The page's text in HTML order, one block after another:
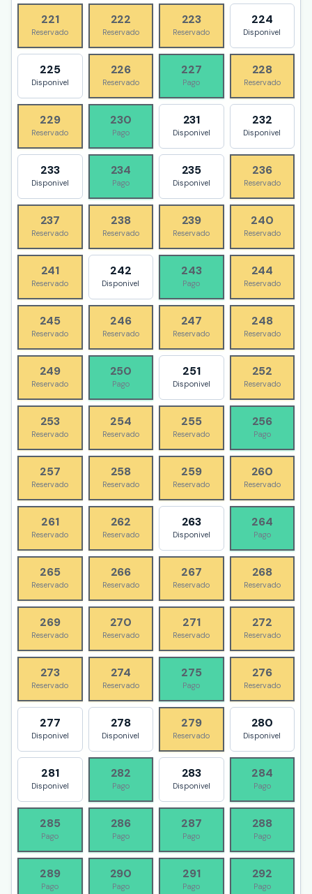
221
Reservado
222
Reservado
223
Reservado
224
Disponivel
225
Disponivel
226
Reservado
227
Pago
228
Reservado
229
Reservado
230
Pago
231
Disponivel
232
Disponivel
233
Disponivel
234
Pago
235
Disponivel
236
Reservado
237
Reservado
238
Reservado
239
Reservado
240
Reservado
241
Reservado
242
Disponivel
243
Pago
244
Reservado
245
Reservado
246
Reservado
247
Reservado
248
Reservado
249
Reservado
250
Pago
251
Disponivel
252
Reservado
253
Reservado
254
Reservado
255
Reservado
256
Pago
257
Reservado
258
Reservado
259
Reservado
260
Reservado
261
Reservado
262
Reservado
263
Disponivel
264
Pago
265
Reservado
266
Reservado
267
Reservado
268
Reservado
269
Reservado
270
Reservado
271
Reservado
272
Reservado
273
Reservado
274
Reservado
275
Pago
276
Reservado
277
Disponivel
278
Disponivel
279
Reservado
280
Disponivel
281
Disponivel
282
Pago
283
Disponivel
284
Pago
285
Pago
286
Pago
287
Pago
288
Pago
289
Pago
290
Pago
291
Pago
292
Pago